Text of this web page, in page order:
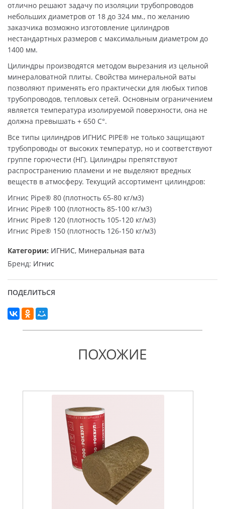
отлично решают задачу по изоляции трубопроводов
небольших диаметров от 18 до 324 мм., по желанию
заказчика возможно изготовление цилиндров
нестандартных размеров с максимальным диаметром до
1400 мм.
Цилиндры производятся методом вырезания из цельной
минераловатной плиты. Свойства минеральной ваты
позволяют применять его практически для любых типов
трубопроводов, тепловых сетей. Основным ограничением
является температура изолируемой поверхности, она не
должна превышать + 650 C°.
Все типы цилиндров ИГНИС PIPE® не только защищают
трубопроводы от высоких температур, но и соответствуют
группе горючести (НГ). Цилиндры препятствуют
распространению пламени и не выделяют вредных
веществ в атмосферу. Текущий ассортимент цилиндров:
Игнис Pipe® 80 (плотность 65-80 кг/м3)
Игнис Pipe® 100 (плотность 85-100 кг/м3)
Игнис Pipe® 120 (плотность 105-120 кг/м3)
Игнис Pipe® 150 (плотность 126-150 кг/м3)
Категории: ИГНИС, Минеральная вата
Бренд: Игнис
ПОДЕЛИТЬСЯ
ПОХОЖИЕ